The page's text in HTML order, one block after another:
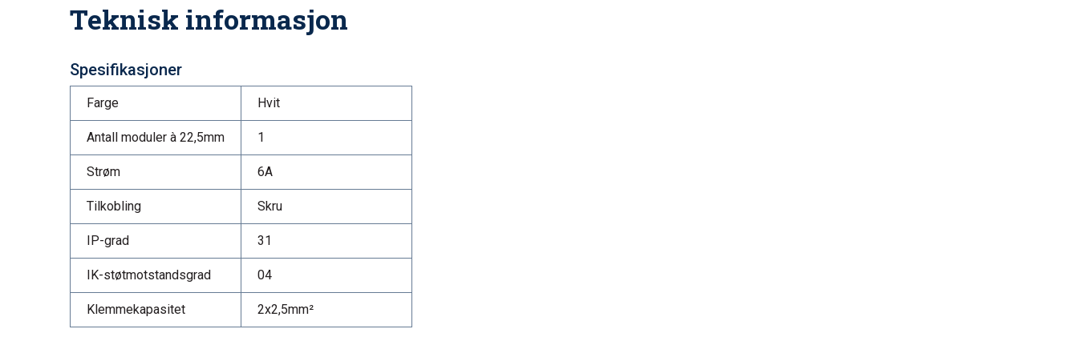
Teknisk informasjon
Spesifikasjoner
Farge Hvit
Antall moduler à 22,5mm 1
Strøm 6A
Tilkobling Skru
IP-grad 31
IK-støtmotstandsgrad 04
Klemmekapasitet 2x2,5mm²